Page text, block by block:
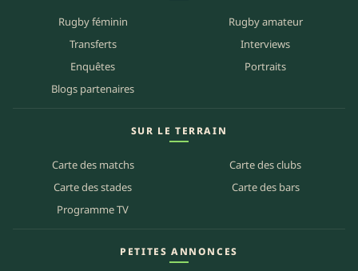
Rugby féminin
Rugby amateur
Transferts
Interviews
Enquêtes
Portraits
Blogs partenaires
SUR LE TERRAIN
Carte des matchs
Carte des clubs
Carte des stades
Carte des bars
Programme TV
PETITES ANNONCES